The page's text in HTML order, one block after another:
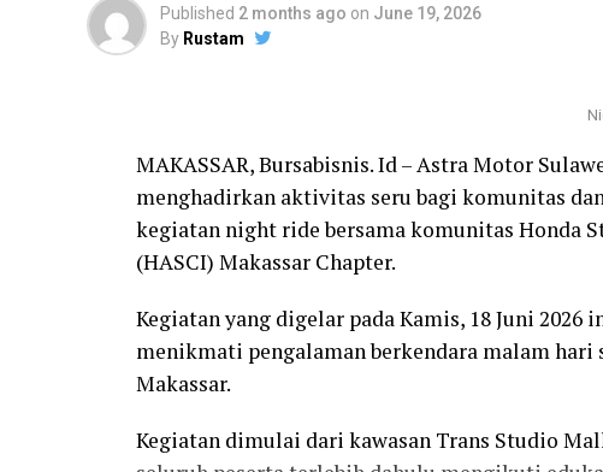
Published 2 months ago on June 19, 2026
By Rustam
MAKASSAR, Bursabisnis. Id – Astra Motor
menghadirkan aktivitas seru bagi komunitas
kegiatan night ride bersama komunitas Honda
(HASCI) Makassar Chapter.
Kegiatan yang digelar pada Kamis, 18 Juni
menikmati pengalaman berkendara malam
Makassar.
Kegiatan dimulai dari kawasan Trans Studio